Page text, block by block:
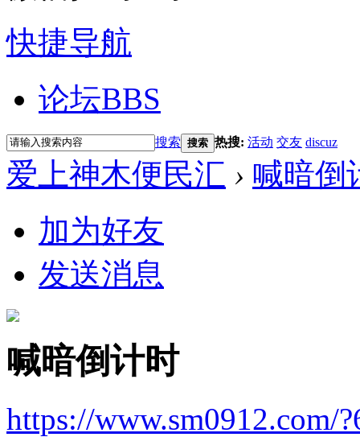
快捷导航
论坛BBS
搜索 搜索 热搜: 活动 交友 discuz
爱上神木便民汇 › 喊暗倒
加为好友
发送消息
喊暗倒计时
https://www.sm0912.com/